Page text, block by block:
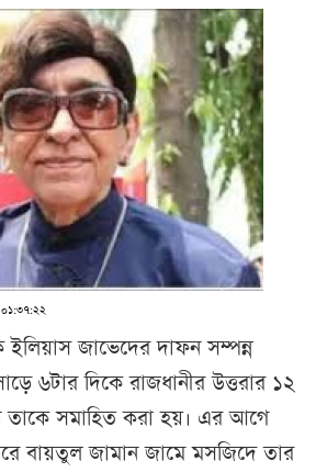
০১:৩৭:২২
ইলিয়াস জাভেদের দাফন সম্পন্ন
৬টার দিকে রাজধানীর উত্তরার ১২
তাকে সমাহিত করা হয়। এর আগে
বায়তুল জামান জামে মসজিদে তার